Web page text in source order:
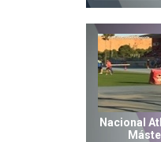
Nacional